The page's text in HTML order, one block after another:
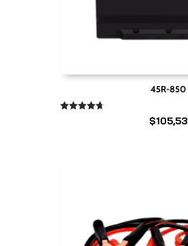
45R-850
$105,53